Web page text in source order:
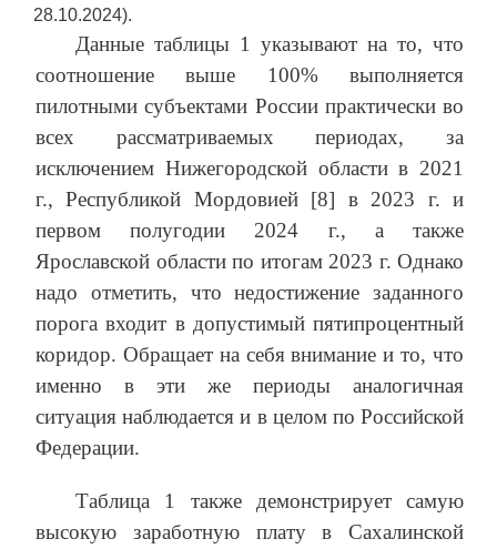
28.10.2024).
Данные таблицы 1 указывают на то, что
соотношение выше 100% выполняется
пилотными субъектами России практически во
всех рассматриваемых периодах, за
исключением Нижегородской области в 2021
г., Республикой Мордовией [8] в 2023 г. и
первом полугодии 2024 г., а также
Ярославской области по итогам 2023 г. Однако
надо отметить, что недостижение заданного
порога входит в допустимый пятипроцентный
коридор. Обращает на себя внимание и то, что
именно в эти же периоды аналогичная
ситуация наблюдается и в целом по Российской
Федерации.
Таблица 1 также демонстрирует самую
высокую заработную плату в Сахалинской